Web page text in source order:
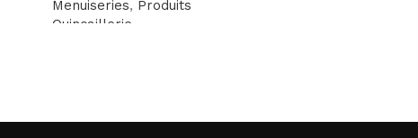
Menuiseries, Produits
Quincaillerie